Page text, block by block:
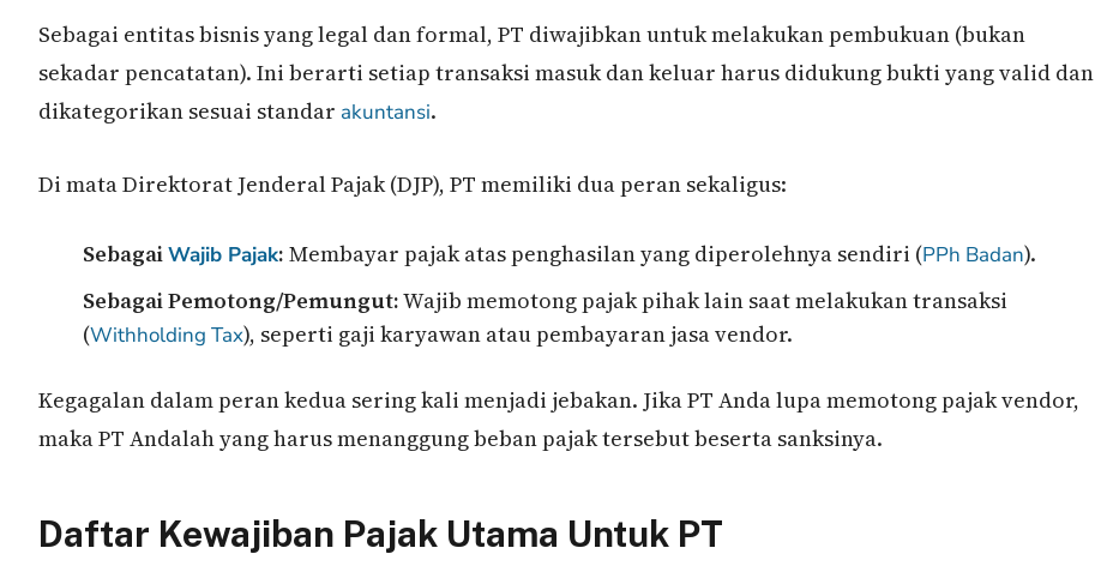
Sebagai entitas bisnis yang legal dan formal, PT diwajibkan untuk melakukan pembukuan (bukan
sekadar pencatatan). Ini berarti setiap transaksi masuk dan keluar harus didukung bukti yang valid dan
dikategorikan sesuai standar akuntansi.
Di mata Direktorat Jenderal Pajak (DJP), PT memiliki dua peran sekaligus:
SebagaiWajib Pajak: Membayar pajak atas penghasilan yang diperolehnya sendiri (PPh Badan).
Sebagai Pemotong/Pemungut:Wajib memotong pajak pihak lain saat melakukan transaksi
(Withholding Tax), seperti gaji karyawan atau pembayaran jasa vendor.
Kegagalan dalam peran kedua sering kali menjadi jebakan. Jika PT Anda lupa memotong pajak vendor,
maka PT Andalah yang harus menanggung beban pajak tersebut beserta sanksinya.
Daftar Kewajiban Pajak Utama Untuk PT